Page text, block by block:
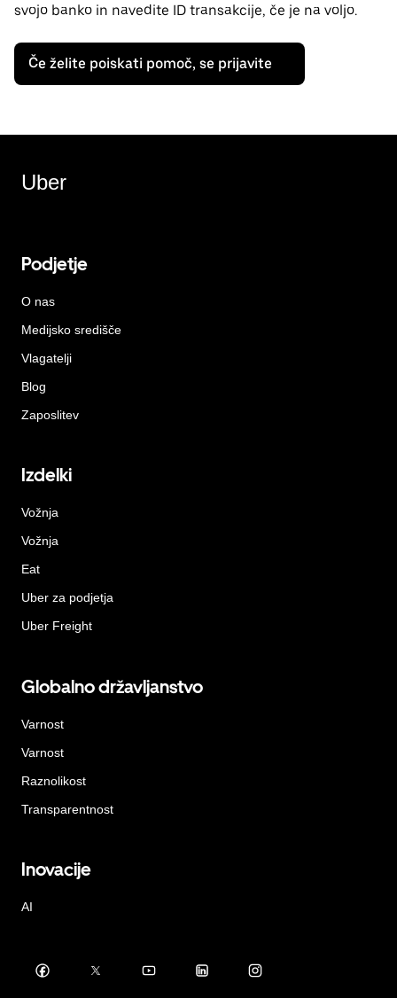
svojo banko in navedite ID transakcije, če je na voljo.
Če želite poiskati pomoč, se prijavite
Uber
Podjetje
O nas
Medijsko središče
Vlagatelji
Blog
Zaposlitev
Izdelki
Vožnja
Vožnja
Eat
Uber za podjetja
Uber Freight
Globalno državljanstvo
Varnost
Varnost
Raznolikost
Transparentnost
Inovacije
AI